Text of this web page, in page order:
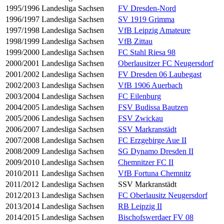
1995/1996 Landesliga Sachsen
FV Dresden-Nord
1996/1997 Landesliga Sachsen
SV 1919 Grimma
1997/1998 Landesliga Sachsen
VfB Leipzig Amateure
1998/1999 Landesliga Sachsen
VfB Zittau
1999/2000 Landesliga Sachsen
FC Stahl Riesa 98
2000/2001 Landesliga Sachsen
Oberlausitzer FC Neugersdorf
2001/2002 Landesliga Sachsen
FV Dresden 06 Laubegast
2002/2003 Landesliga Sachsen
VfB 1906 Auerbach
2003/2004 Landesliga Sachsen
FC Eilenburg
2004/2005 Landesliga Sachsen
FSV Budissa Bautzen
2005/2006 Landesliga Sachsen
FSV Zwickau
2006/2007 Landesliga Sachsen
SSV Markranstädt
2007/2008 Landesliga Sachsen
FC Erzgebirge Aue II
2008/2009 Landesliga Sachsen
SG Dynamo Dresden II
2009/2010 Landesliga Sachsen
Chemnitzer FC II
2010/2011 Landesliga Sachsen
VfB Fortuna Chemnitz
2011/2012 Landesliga Sachsen
SSV Markranstädt
2012/2013 Landesliga Sachsen
FC Oberlausitz Neugersdorf
2013/2014 Landesliga Sachsen
RB Leipzig II
2014/2015 Landesliga Sachsen Bischofswerdaer FV 08